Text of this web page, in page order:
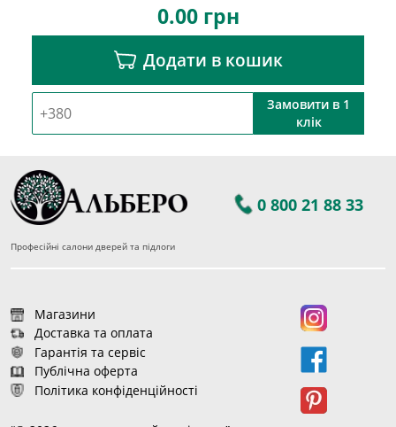
0.00грн
Додати в кошик
Замовити в 1
клік
0 800 21 88 33
Професійні салони дверей та підлоги
Магазини
Доставка та оплата
Гарантія та сервіс
Публічна оферта
Політика конфіденційності